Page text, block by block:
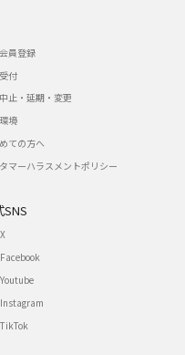
員登録
付
止・延期・変更
境
ての方へ
マーハラスメントポリシー
SNS
X
Facebook
Youtube
Instagram
TikTok